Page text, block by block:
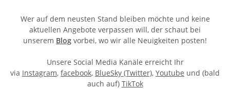
Wer auf dem neusten Stand bleiben möchte und keine
aktuellen Angebote verpassen will, der schaut bei
unserem Blog vorbei, wo wir alle Neuigkeiten posten!
Unsere Social Media Kanäle erreicht Ihr
via Instagram, facebook, BlueSky (Twitter), Youtube und (bald
auch auf) TikTok